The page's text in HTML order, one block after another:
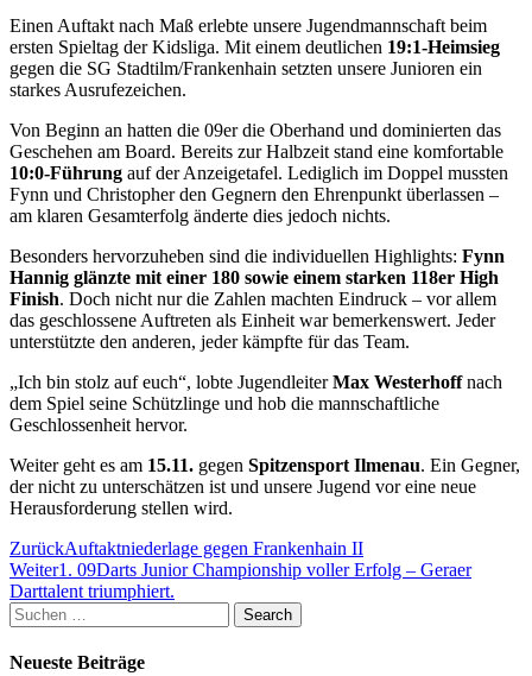
Einen Auftakt nach Maß erlebte unsere Jugendmannschaft beim
ersten Spieltag der Kidsliga. Mit einem deutlichen 19:1-Heimsieg
gegen die SG Stadtilm/Frankenhain setzten unsere Junioren ein
starkes Ausrufezeichen.
Von Beginn an hatten die 09er die Oberhand und dominierten das
Geschehen am Board. Bereits zur Halbzeit stand eine komfortable
10:0-Führung auf der Anzeigetafel. Lediglich im Doppel mussten
Fynn und Christopher den Gegnern den Ehrenpunkt überlassen –
am klaren Gesamterfolg änderte dies jedoch nichts.
Besonders hervorzuheben sind die individuellen Highlights: Fynn
Hannig glänzte mit einer 180 sowie einem starken 118er High
Finish. Doch nicht nur die Zahlen machten Eindruck – vor allem
das geschlossene Auftreten als Einheit war bemerkenswert. Jeder
unterstützte den anderen, jeder kämpfte für das Team.
„Ich bin stolz auf euch“, lobte JugendleiterMax Westerhoffnach
dem Spiel seine Schützlinge und hob die mannschaftliche
Geschlossenheit hervor.
Weiter geht es am 15.11. gegen Spitzensport Ilmenau. Ein Gegner,
der nicht zu unterschätzen ist und unsere Jugend vor eine neue
Herausforderung stellen wird.
Beitragsnavigation
ZurückAuftaktniederlage gegen Frankenhain II
Weiter1. 09Darts Junior Championship voller Erfolg – Geraer
Darttalent triumphiert.
Suchen
nach:
Search
Neueste Beiträge